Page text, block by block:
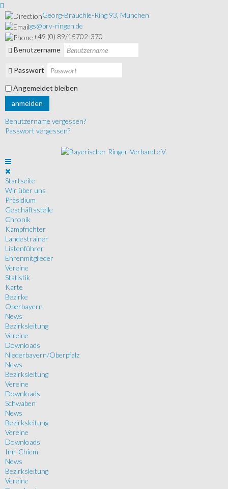
Georg-Brauchle-Ring 93, München
gs@brv-ringen.de
+49 (0) 89/15702-370
Benutzername
Passwort
Angemeldet bleiben
anmelden
Benutzername vergessen?
Passwort vergessen?
Startseite
Wir über uns
Präsidium
Geschäftsstelle
Chronik
Kampfrichter
Landestrainer
Listenführer
Ehrenmitglieder
Vereine
Statistik
Karte
Bezirke
Oberbayern
News
Bezirksleitung
Vereine
Downloads
Niederbayern/Oberpfalz
News
Bezirksleitung
Vereine
Downloads
Schwaben
News
Bezirksleitung
Vereine
Downloads
Inn-Chiem
News
Bezirksleitung
Vereine